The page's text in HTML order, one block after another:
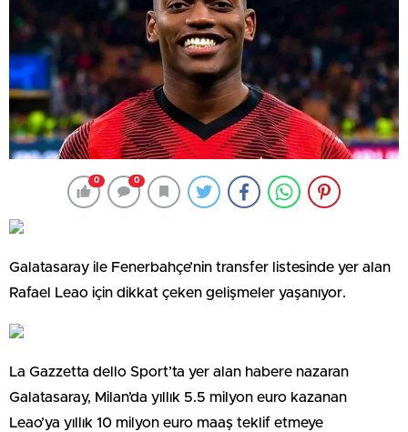
0 0
Galatasaray ile Fenerbahçe’nin transfer listesinde yer alan
Rafael Leao için dikkat çeken gelişmeler yaşanıyor.
La Gazzetta dello Sport’ta yer alan habere nazaran
Galatasaray, Milan’da yıllık 5.5 milyon euro kazanan
Leao’ya yıllık 10 milyon euro maaş teklif etmeye